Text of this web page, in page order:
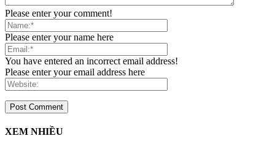
Please enter your comment!
Please enter your name here
You have entered an incorrect email address!
Please enter your email address here
XEM NHIỀU